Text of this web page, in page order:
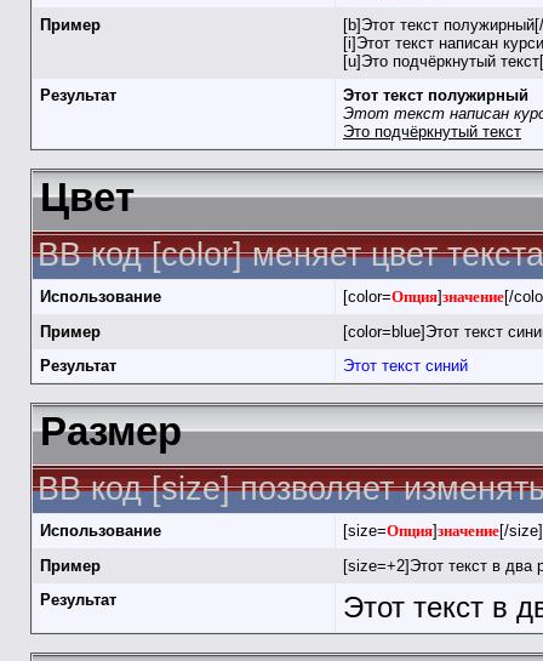
Пример
[b]Этот текст
[i]Этот текст написан
[u]Это подчёркнутый
Результат
Этот текст полужирный
Этот текст написан
Это подчёркнутый текст
Цвет
BB код [color] меняет цвет
Использование [color=Опция]значение[/
Пример
[color=blue]Этот текст
Результат
Этот текст синий
Размер
BB код [size] позволяет
Использование [size=Опция]значение[/size]
Пример
[size=+2]Этот текст в два
Результат
Этот текст в